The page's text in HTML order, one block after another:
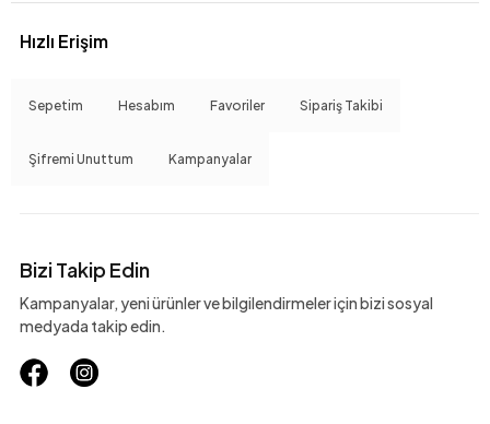
Hızlı Erişim
Sepetim Hesabım Favoriler Sipariş Takibi
Şifremi Unuttum Kampanyalar
Bizi Takip Edin
Kampanyalar, yeni ürünler ve bilgilendirmeler için bizi sosyal
medyada takip edin.